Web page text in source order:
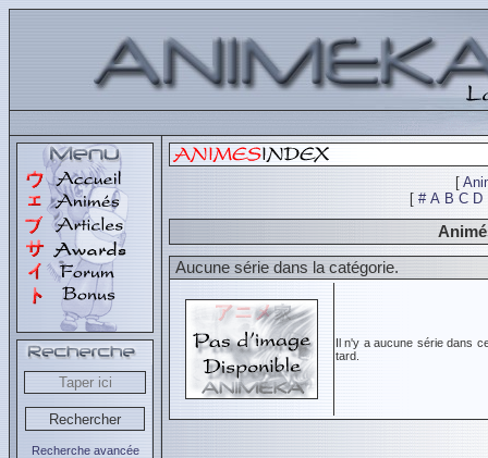
Recherche avancée
[
[ # A B C D
Aucune série dans la catégorie.
Il n'y a aucune série dans
tard.